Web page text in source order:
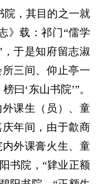
院，其目的之一就
》载：祁门“儒学
于是知府留志淑
三间、仰止亭一
曰‘东山书院’”。
课生（员）、童
庆年间，由于歙商
外课膏火生、童
书院，“肄业正额